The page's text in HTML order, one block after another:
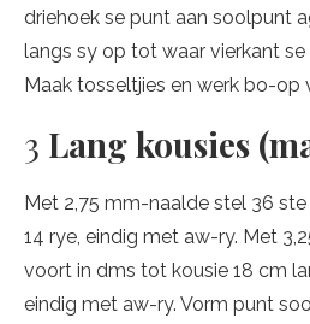
driehoek se punt aan soolpunt
langs sy op tot waar vierkant
Maak tosseltjies en werk bo-op
3 Lang kousies
Met 2,75 mm-naalde stel 36 ste
14 rye, eindig met aw-ry. Met
voort in dms tot kousie 18 cm
eindig met aw-ry. Vorm punt